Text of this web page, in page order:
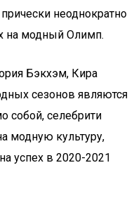
неоднократно
на модный Олимп.
Бэкхэм, Кира
сезонов являются
собой, селебрити
модную культуру,
успех в 2020-2021